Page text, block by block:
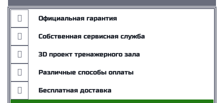
Официальная гарантия
Собственная сервисная служба
3D проект тренажерного зала
Различные способы оплаты
Бесплатная доставка